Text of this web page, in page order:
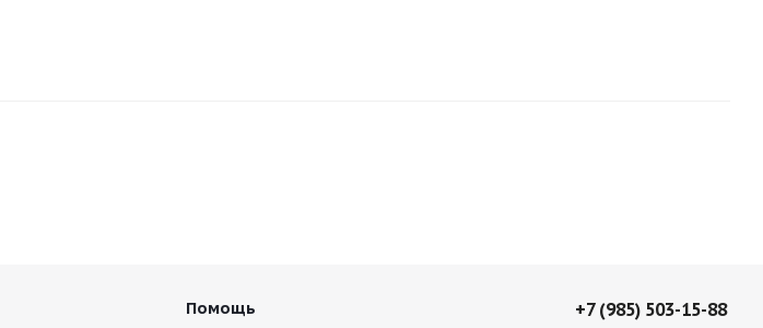
Помощь +7 (985) 503-15-88